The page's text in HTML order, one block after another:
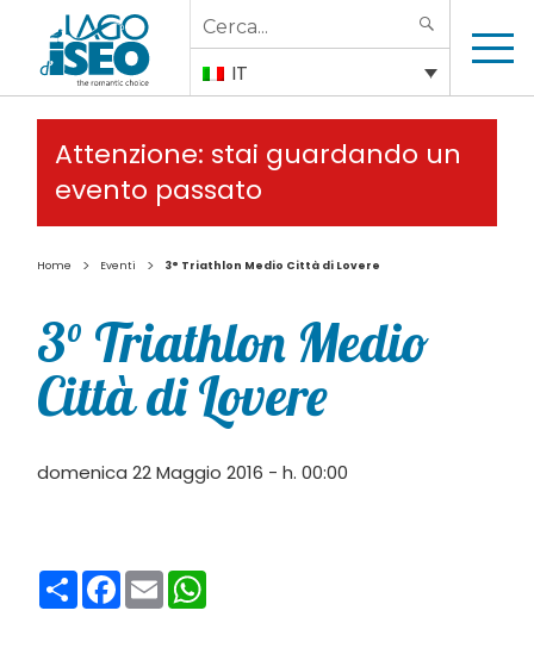
Search
for:
IT
Attenzione: stai guardando un
evento passato
Home > Eventi > 3° Triathlon Medio Città di Lovere
3° Triathlon Medio
Città di Lovere
domenica 22 Maggio 2016 - h. 00:00
CondividiFacebook
Email